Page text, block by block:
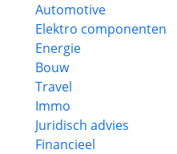
Automotive
Elektro componenten
Energie
Bouw
Travel
Immo
Juridisch advies
Financieel